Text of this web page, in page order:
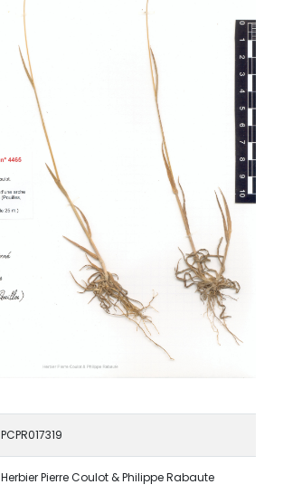
PCPR017319
Herbier Pierre Coulot & Philippe Rabaute